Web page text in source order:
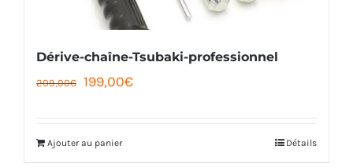
Dérive-chaîne-Tsubaki-professionnel
209,00€ Le
199,00€Le
Ajouter au panier Détails